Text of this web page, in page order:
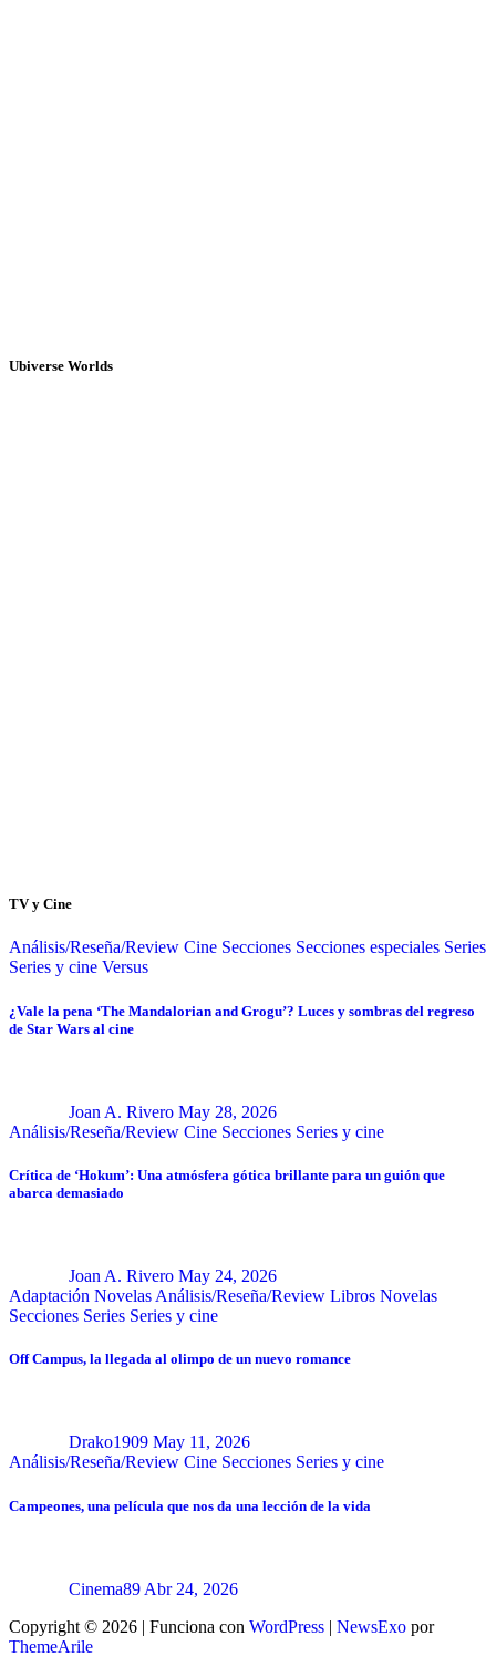
Ubiverse Worlds
TV y Cine
Análisis/Reseña/Review Cine Secciones Secciones especiales Series
Series y cine Versus
¿Vale la pena ‘The Mandalorian and Grogu’? Luces y sombras del regreso
de Star Wars al cine
Joan A. Rivero May 28, 2026
Análisis/Reseña/Review Cine Secciones Series y cine
Crítica de ‘Hokum’: Una atmósfera gótica brillante para un guión que
abarca demasiado
Joan A. Rivero May 24, 2026
Adaptación Novelas Análisis/Reseña/Review Libros Novelas
Secciones Series Series y cine
Off Campus, la llegada al olimpo de un nuevo romance
Drako1909 May 11, 2026
Análisis/Reseña/Review Cine Secciones Series y cine
Campeones, una película que nos da una lección de la vida
Cinema89 Abr 24, 2026
Copyright © 2026 | Funciona con WordPress | NewsExo por
ThemeArile